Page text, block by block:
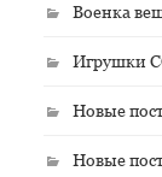
Военка
Игрушки
Новые
Новые